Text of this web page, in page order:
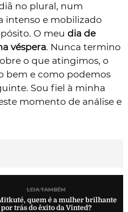
no plural, num
intenso e mobilizado
O meu dia de
véspera. Nunca termino
o que atingimos, o
bem e como podemos
Sou fiel à minha
momento de análise e
LEIA TAMBÉM
quem é a mulher brilhante
por trás do êxito da Vinted?